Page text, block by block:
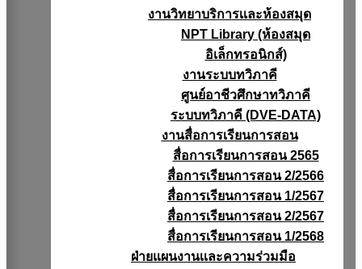
งานวิทยาบริการเเละห้องสมุด
NPT Library (ห้องสมุด
อิเล็กทรอนิกส์)
งานระบบทวิภาคี
ศูนย์อาชีวศึกษาทวิภาคี
ระบบทวิภาคี (DVE-DATA)
งานสื่อการเรียนการสอน
สื่อการเรียนการสอน 2565
สื่อการเรียนการสอน 2/2566
สื่อการเรียนการสอน 1/2567
สื่อการเรียนการสอน 2/2567
สื่อการเรียนการสอน 1/2568
ฝ่ายแผนงานเเละความร่วมมือ